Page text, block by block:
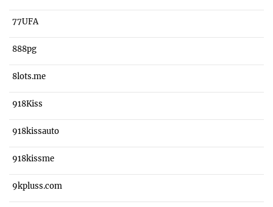
77UFA
888pg
8lots.me
918Kiss
918kissauto
918kissme
9kpluss.com